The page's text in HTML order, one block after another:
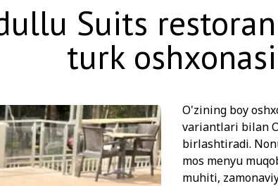
Suits
turk oshxonasi
O'zining boy
variantlari bilan
birlashtiradi.
mos menyu
muhiti,